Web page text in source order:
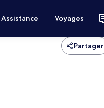
Assistance Voyages
Partager